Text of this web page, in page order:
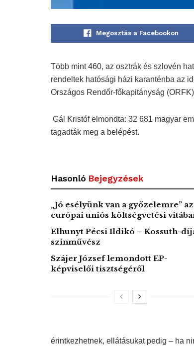
Megosztás a Facebookon
Több mint 460, az osztrák és szlovén
rendeltek hatósági házi karanténba az
Országos Rendőr-főkapitányság
Gál Kristóf elmondta: 32 681 magyar
tagadták meg a belépést.
Hasonló Bejegyzések
„Jó esélyünk van a győzelemre” az
európai uniós költségvetési
Elhunyt Pécsi Ildikó – Kossuth-
színművész
Szájer József lemondott EP-
képviselői tisztségéről
érintkezhetnek, ellátásukat pedig – ha